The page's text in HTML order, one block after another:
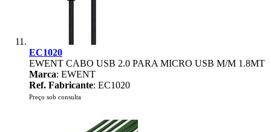
EC1020
EWENT CABO USB 2.0 PARA MICRO USB M/M 1.8MT
Marca: EWENT
Ref. Fabricante: EC1020
Preço sob consulta